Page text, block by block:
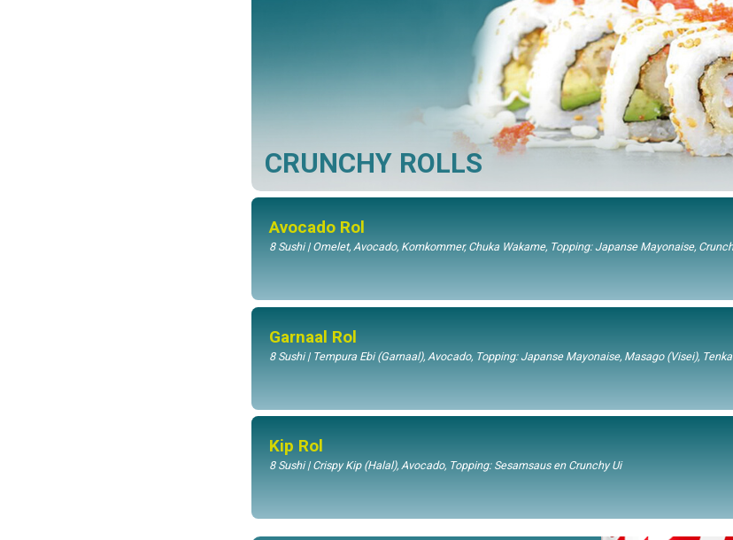
CRUNCHY ROLLS
Avocado Rol
8 Sushi | Omelet, Avocado, Komkommer, Chuka Wakame, Topping: Japanse Mayonaise,
Garnaal Rol
8 Sushi | Tempura Ebi (Garnaal), Avocado, Topping: Japanse Mayonaise, Masago (Visei),
Kip Rol
8 Sushi | Crispy Kip (Halal), Avocado, Topping: Sesamsaus en Crunchy Ui